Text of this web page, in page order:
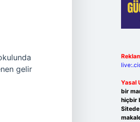
gelir
Yasal
bir
hiçbir
Sitede